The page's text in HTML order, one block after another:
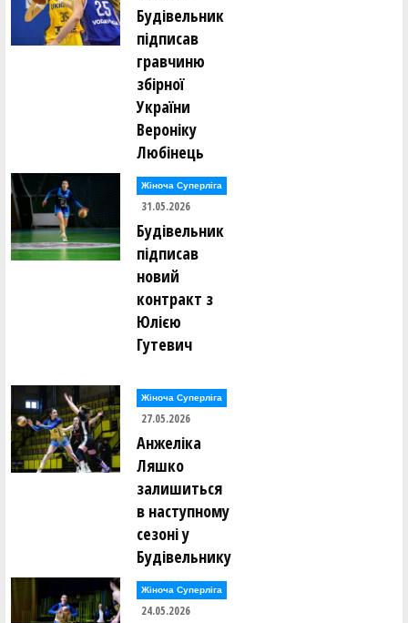
Будівельник
підписав
гравчиню
збірної
України
Вероніку
Любінець
Жіноча Суперліга
31.05.2026
Будівельник
підписав
новий
контракт з
Юлією
Гутевич
Жіноча Суперліга
27.05.2026
Анжеліка
Ляшко
залишиться
в наступному
сезоні у
Будівельнику
Жіноча Суперліга
24.05.2026